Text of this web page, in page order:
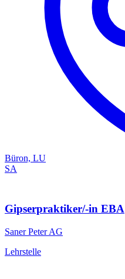
Büron, LU
SA
Gipserpraktiker/-in EBA
Saner Peter AG
Lehrstelle